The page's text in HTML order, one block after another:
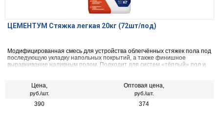
ЦЕМЕНТУМ Стяжка легкая 20кг (72шт/под)
Модифицированная смесь для устройства облегчённых стяжек пола под
последующую укладку напольных покрытий, а также финишное
выравнивание наливным полом. Подходит для систем «тёплый» пол и
Цена,
руб./шт.
Оптовая цена,
руб./шт.
390 374